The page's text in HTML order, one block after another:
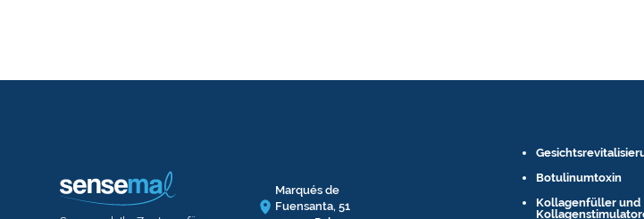
Marqués de
Fuensanta, 51
Botulinumtoxin
Kollagenfüller und